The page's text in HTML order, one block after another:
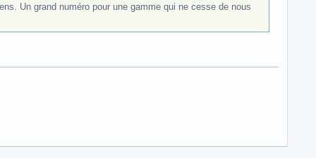
Un grand numéro pour une gamme qui ne cesse de nous